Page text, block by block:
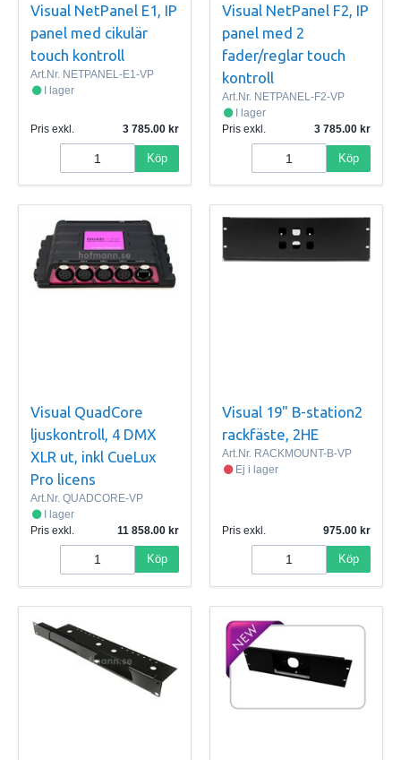
Visual NetPanel E1, IP
panel med cikulär
touch kontroll
Art.Nr. NETPANEL-E1-VP
I lager
Pris exkl. 3 785.00
Köp
Visual NetPanel F2, IP
panel med 2
fader/reglar touch
kontroll
Art.Nr. NETPANEL-F2-VP
I lager
Pris exkl.
3 785.00
Köp
Visual QuadCore
ljuskontroll, 4 DMX
XLR ut, inkl CueLux
Pro licens
Art.Nr. QUADCORE-VP
I lager
Pris exkl.
11 858.00
Köp
Visual 19" B-station2
rackfäste, 2HE
Art.Nr. RACKMOUNT-B-VP
Ej i lager
Pris exkl. 975.00
Köp